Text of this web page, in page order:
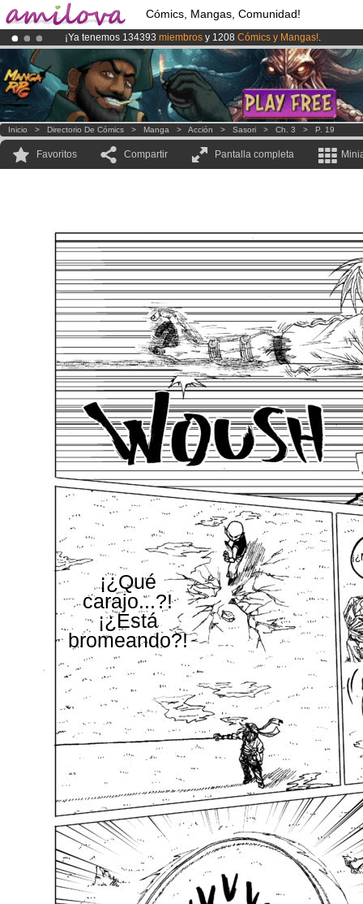
Cómics, Mangas, Comunidad!
¡Ya tenemos 134393 miembros y 1208 Cómics y Mangas!.
¡El Kickstarter Amilova está desormado lanzado!.
¡Conviertete en Premium por3.95 euros al mes!Hazte Premium ya
Inicio > Directorio De Cómics > Manga > Acción > Sasori > Ch. 3 > P. 19
Favoritos Compartir Pantalla completa
¡¿Qué
carajo...?!
¡¿Está
bromeando?!